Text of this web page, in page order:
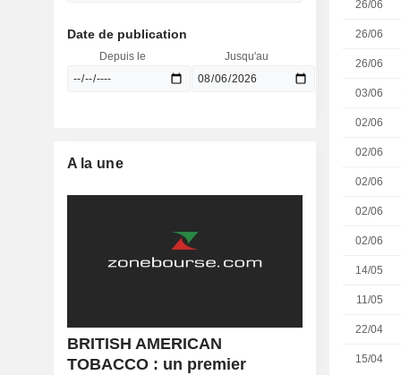
26/06
26/06
26/06
03/06
02/06
02/06
02/06
02/06
02/06
14/05
11/05
22/04
15/04
Date de publication
Depuis le Jusqu'au
A la une
BRITISH AMERICAN
TOBACCO : un premier